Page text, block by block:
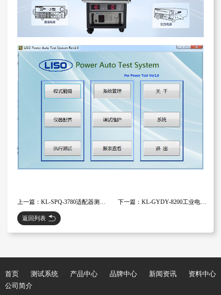
返回列表
首页 测试系统 产品中心 品牌中心 新闻资讯
资料中心
公司简介